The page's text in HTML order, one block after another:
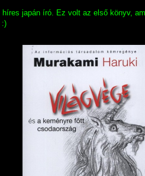
híres japán író. Ez volt az első könyv,
:)